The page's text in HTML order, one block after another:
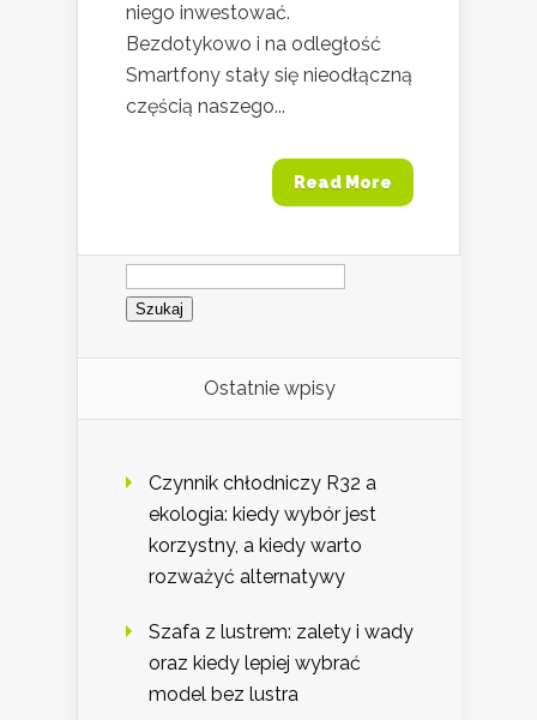
niego inwestować.
Bezdotykowo i na odległość
Smartfony stały się nieodłączną
częścią naszego...
Read More
Szukaj:
Ostatnie wpisy
Czynnik chłodniczy R32 a
ekologia: kiedy wybór jest
korzystny, a kiedy warto
rozważyć alternatywy
Szafa z lustrem: zalety i wady
oraz kiedy lepiej wybrać
model bez lustra